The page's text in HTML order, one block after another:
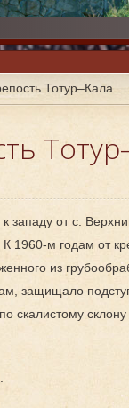
Тотур–Кала
западу от с.
м годам от
из
защищало
скалистому склону